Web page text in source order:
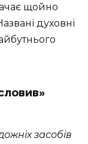
щойно
духовні
засобів